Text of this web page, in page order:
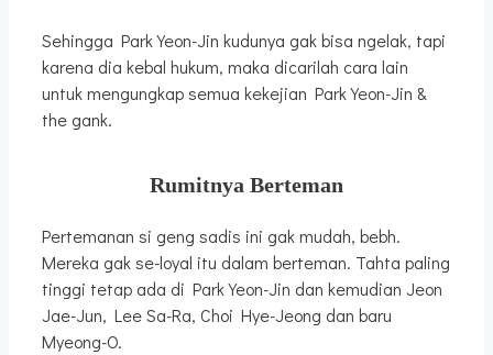
Sehingga Park Yeon-Jin kudunya gak bisa ngelak, tapi
karena dia kebal hukum, maka dicarilah cara lain
untuk mengungkap semua kekejian Park Yeon-Jin &
the gank.
Rumitnya Berteman
Pertemanan si geng sadis ini gak mudah, bebh.
Mereka gak se-loyal itu dalam berteman. Tahta paling
tinggi tetap ada di Park Yeon-Jin dan kemudian Jeon
Jae-Jun, Lee Sa-Ra, Choi Hye-Jeong dan baru
Myeong-O.